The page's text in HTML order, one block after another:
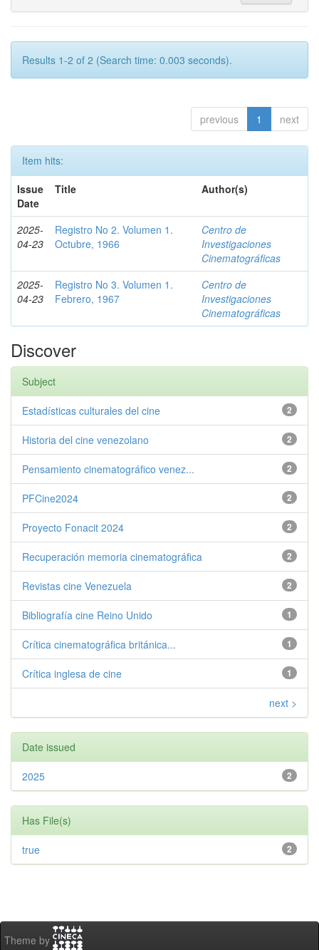
Results 1-2 of 2 (Search time: 0.003 seconds).
previous 1 next
Item hits:
Issue
Date
Title Author(s)
2025-
04-23
Registro No 2. Volumen 1.
Octubre, 1966
Centro de
Investigaciones
Cinematográficas
2025-
04-23
Registro No 3. Volumen 1.
Febrero, 1967
Centro de
Investigaciones
Cinematográficas
Discover
Subject
2
Estadísticas culturales del cine
2
Historia del cine venezolano
2
Pensamiento cinematográfico venez...
2
PFCine2024
2
Proyecto Fonacit 2024
2
Recuperación memoria cinematográfica
2
Revistas cine Venezuela
1
Bibliografía cine Reino Unido
1
Crítica cinematográfica británica...
1
Crítica inglesa de cine
next >
Date issued
2
2025
Has File(s)
2
true
Theme by